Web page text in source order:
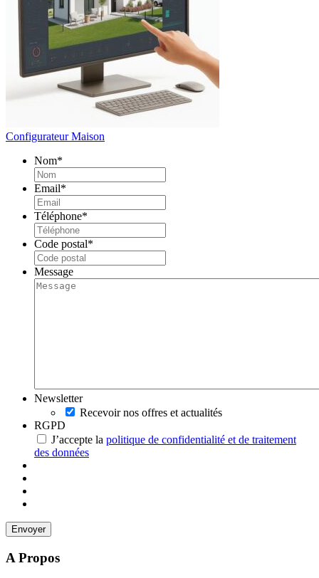
Configurateur Maison
Nom*
Email*
Téléphone*
Code postal*
Message
Newsletter
Recevoir nos offres et actualités
RGPD
J’accepte la politique de confidentialité et de traitement
des données
A Propos